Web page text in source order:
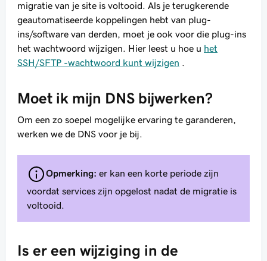
migratie van je site is voltooid. Als je terugkerende
geautomatiseerde koppelingen hebt van plug-
ins/software van derden, moet je ook voor die plug-ins
het wachtwoord wijzigen. Hier leest u hoe u het
SSH/SFTP -wachtwoord kunt wijzigen
Moet ik mijn DNS bijwerken?
Om een zo soepel mogelijke ervaring te garanderen,
werken we de DNS voor je bij.
Opmerking: er kan een korte periode zijn
voordat services zijn opgelost nadat de migratie is
voltooid.
Is er een wijziging in de